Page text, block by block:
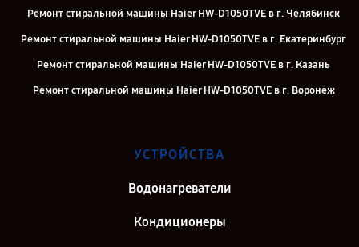
Ремонт стиральной машины Haier HW-D1050TVE в г. Челябинск
Ремонт стиральной машины Haier HW-D1050TVE в г. Екатеринбург
Ремонт стиральной машины Haier HW-D1050TVE в г. Казань
Ремонт стиральной машины Haier HW-D1050TVE в г. Воронеж
Ремонт стиральной машины Haier HW-D1050TVE в г. Санкт-
УСТРОЙСТВА
Водонагреватели
Кондиционеры